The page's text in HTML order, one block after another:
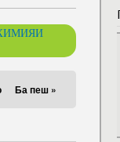
Ба пеш »